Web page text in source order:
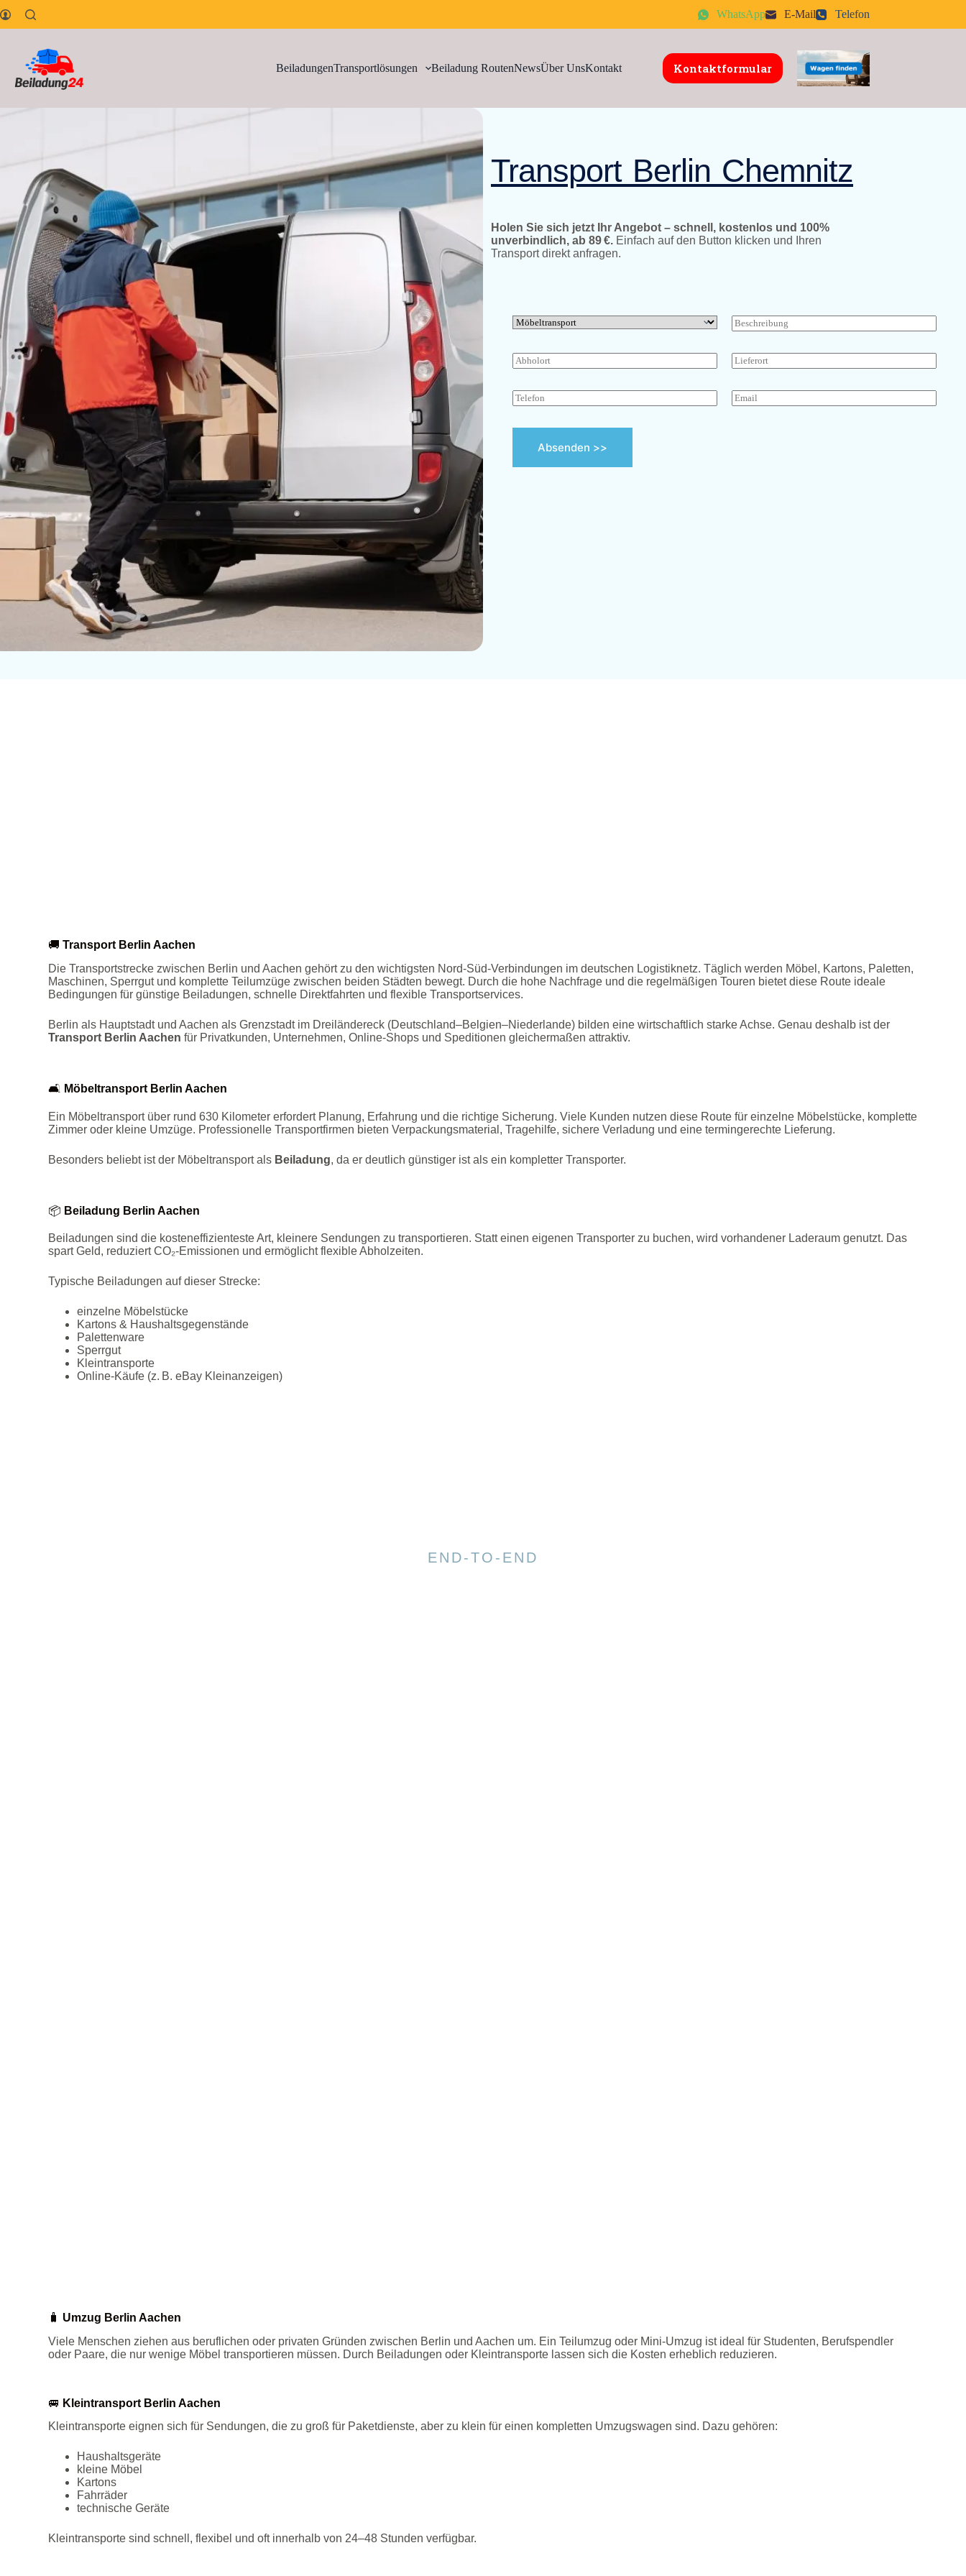
WhatsApp E-Mail Telefon
BeiladungenTransportlösungen Beiladung RoutenNewsÜber UnsKontakt Kontaktformular
Transport Berlin Chemnitz
Holen Sie sich jetzt Ihr Angebot – schnell, kostenlos und 100%
unverbindlich, ab 89 €. Einfach auf den Button klicken und Ihren
Transport direkt anfragen.
Absenden >>
🚚Transport Berlin Aachen
Die Transportstrecke zwischen Berlin und Aachen gehört zu den wichtigsten Nord‑Süd‑Verbindungen im deutschen Logistiknetz. Täglich werden Möbel, Kartons, Paletten,
Maschinen, Sperrgut und komplette Teilumzüge zwischen beiden Städten bewegt. Durch die hohe Nachfrage und die regelmäßigen Touren bietet diese Route ideale
Bedingungen für günstige Beiladungen, schnelle Direktfahrten und flexible Transportservices.
Berlin als Hauptstadt und Aachen als Grenzstadt im Dreiländereck (Deutschland–Belgien–Niederlande) bilden eine wirtschaftlich starke Achse. Genau deshalb ist der
Transport Berlin Aachen für Privatkunden, Unternehmen, Online‑Shops und Speditionen gleichermaßen attraktiv.
🛋️ Möbeltransport Berlin Aachen
Ein Möbeltransport über rund 630 Kilometer erfordert Planung, Erfahrung und die richtige Sicherung. Viele Kunden nutzen diese Route für einzelne Möbelstücke, komplette
Zimmer oder kleine Umzüge. Professionelle Transportfirmen bieten Verpackungsmaterial, Tragehilfe, sichere Verladung und eine termingerechte Lieferung.
Besonders beliebt ist der Möbeltransport als Beiladung, da er deutlich günstiger ist als ein kompletter Transporter.
📦 Beiladung Berlin Aachen
Beiladungen sind die kosteneffizienteste Art, kleinere Sendungen zu transportieren. Statt einen eigenen Transporter zu buchen, wird vorhandener Laderaum genutzt. Das
spart Geld, reduziert CO₂‑Emissionen und ermöglicht flexible Abholzeiten.
Typische Beiladungen auf dieser Strecke:
einzelne Möbelstücke
Kartons & Haushaltsgegenstände
Palettenware
Sperrgut
Kleintransporte
Online‑Käufe (z. B. eBay Kleinanzeigen)
END-TO-END
🧳 Umzug Berlin Aachen
Viele Menschen ziehen aus beruflichen oder privaten Gründen zwischen Berlin und Aachen um. Ein Teilumzug oder Mini‑Umzug ist ideal für Studenten, Berufspendler
oder Paare, die nur wenige Möbel transportieren müssen. Durch Beiladungen oder Kleintransporte lassen sich die Kosten erheblich reduzieren.
🚐 Kleintransport Berlin Aachen
Kleintransporte eignen sich für Sendungen, die zu groß für Paketdienste, aber zu klein für einen kompletten Umzugswagen sind. Dazu gehören:
Haushaltsgeräte
kleine Möbel
Kartons
Fahrräder
technische Geräte
Kleintransporte sind schnell, flexibel und oft innerhalb von 24–48 Stunden verfügbar.